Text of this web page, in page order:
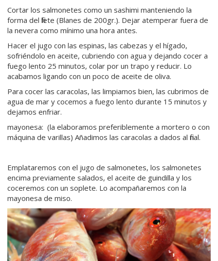
Cortar los salmonetes como un sashimi manteniendo la
forma del filete (Blanes de 200gr.). Dejar atemperar fuera de
la nevera como mínimo una hora antes.
Hacer el jugo con las espinas, las cabezas y el hígado,
sofriéndolo en aceite, cubriendo con agua y dejando cocer a
fuego lento 25 minutos, colar por un trapo y reducir. Lo
acabamos ligando con un poco de aceite de oliva.
Para cocer las caracolas, las limpiamos bien, las cubrimos de
agua de mar y cocemos a fuego lento durante 15 minutos y
dejamos enfriar.
mayonesa: (la elaboramos preferiblemente a mortero o con
máquina de varillas) Añadimos las caracolas a dados al final.
Emplataremos con el jugo de salmonetes, los salmonetes
encima previamente salados, el aceite de guindilla y los
coceremos con un soplete. Lo acompañaremos con la
mayonesa de miso.